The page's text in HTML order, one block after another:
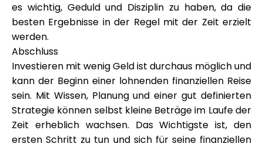
es wichtig, Geduld und Disziplin zu haben, da die
besten Ergebnisse in der Regel mit der Zeit erzielt
werden.
Abschluss
Investieren mit wenig Geld ist durchaus möglich und
kann der Beginn einer lohnenden finanziellen Reise
sein. Mit Wissen, Planung und einer gut definierten
Strategie können selbst kleine Beträge im Laufe der
Zeit erheblich wachsen. Das Wichtigste ist, den
ersten Schritt zu tun und sich für seine finanziellen